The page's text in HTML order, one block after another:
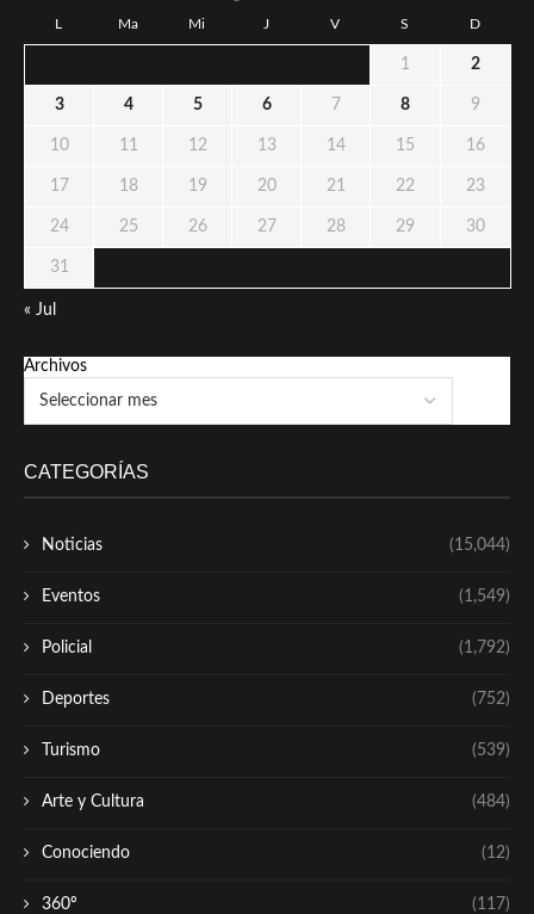
Ma Mi J V S D
1 2
3 4 5 6 7 8 9
10 11 12 13 14 15 16
17 18 19 20 21 22 23
24 25 26 27 28 29 30
31
« Jul
Archivos
CATEGORÍAS
Noticias (15,044)
Eventos (1,549)
Policial (1,792)
Deportes (752)
Turismo (539)
Arte y Cultura (484)
Conociendo (12)
360º (117)